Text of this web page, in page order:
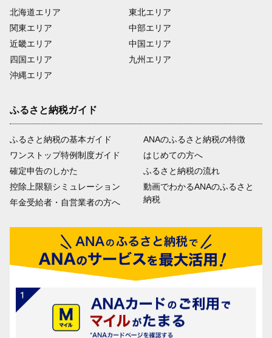
北海道エリア
関東エリア
近畿エリア
四国エリア
沖縄エリア
東北エリア
中部エリア
中国エリア
九州エリア
ふるさと納税ガイド
ふるさと納税の基本ガイド
ワンストップ特例制度ガイド
確定申告のしかた
控除上限額シミュレーション
年金受給者・自営業者の方へ
ANAのふるさと納税の特徴
はじめての方へ
ふるさと納税の流れ
動画でわかるANAのふるさと
納税